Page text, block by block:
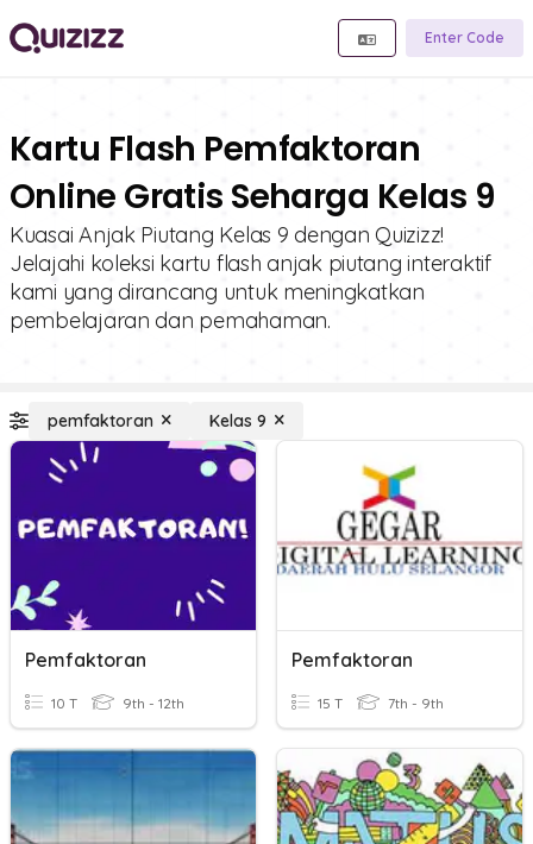
Enter Code
Kartu Flash Pemfaktoran
Online Gratis Seharga Kelas 9
Kuasai Anjak Piutang Kelas 9 dengan Quizizz!
Jelajahi koleksi kartu flash anjak piutang interaktif
kami yang dirancang untuk meningkatkan
pembelajaran dan pemahaman.
pemfaktoran Kelas 9
Pemfaktoran
10 T 9th - 12th
Pemfaktoran
15 T 7th - 9th